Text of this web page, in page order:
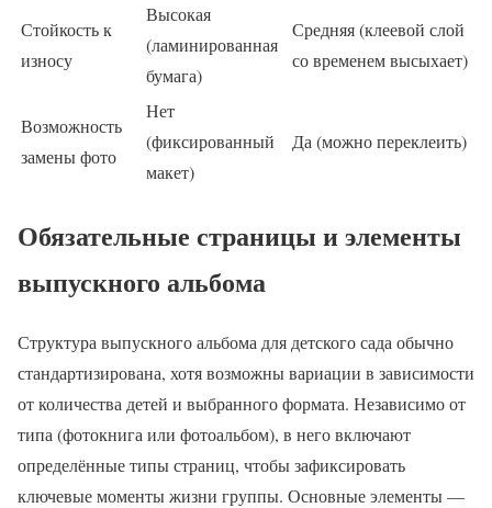
Стойкость к
износу
Высокая
(ламинированная
бумага)
Средняя (клеевой слой
со временем высыхает)
Возможность
замены фото
Нет
(фиксированный
макет)
Да (можно переклеить)
Обязательные страницы и элементы
выпускного альбома
Структура выпускного альбома для детского сада обычно
стандартизирована, хотя возможны вариации в зависимости
от количества детей и выбранного формата. Независимо от
типа (фотокнига или фотоальбом), в него включают
определённые типы страниц, чтобы зафиксировать
ключевые моменты жизни группы. Основные элементы —